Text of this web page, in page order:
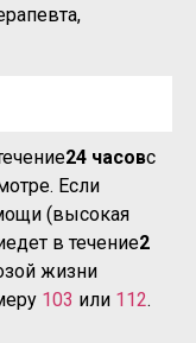
24 часовс
Если
(высокая
в течение2
жизни
103 или 112.